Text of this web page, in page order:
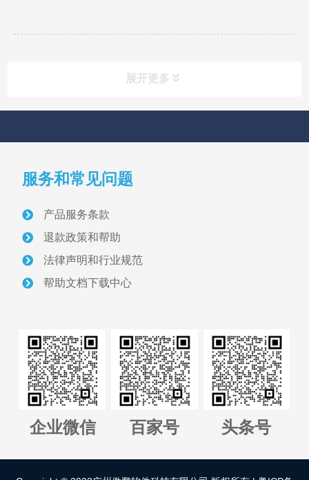
展开更多
首页
关于我们
智慧砂场建设案例
联系我们
正版软件授权查询
管理平台全国代理招募
服务和常见问题
产品服务条款
退款政策和帮助
法律声明和行业规范
帮助文档下载中心
企业微信 百家号 头条号